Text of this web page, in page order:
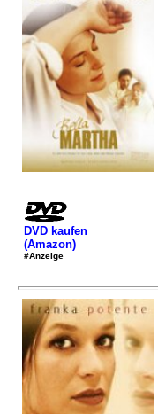
DVD kaufen
(Amazon)
#Anzeige